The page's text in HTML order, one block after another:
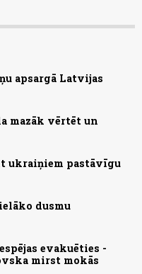
apsargā Latvijas
mazāk vērtēt un
ukraiņiem pastāvīgu
dusmu
evakuēties -
mirst mokās